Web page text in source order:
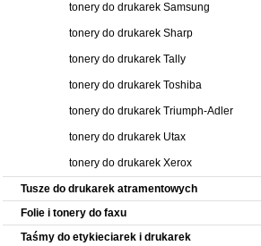
tonery do drukarek Samsung
tonery do drukarek Sharp
tonery do drukarek Tally
tonery do drukarek Toshiba
tonery do drukarek Triumph-Adler
tonery do drukarek Utax
tonery do drukarek Xerox
Tusze do drukarek atramentowych
Folie i tonery do faxu
Taśmy do etykieciarek i drukarek